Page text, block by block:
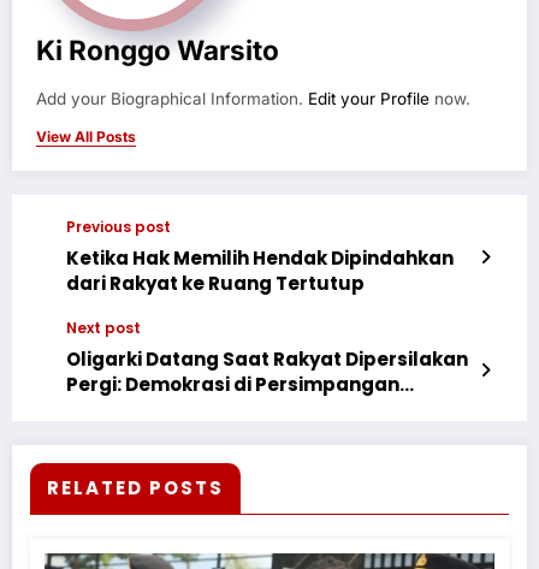
Ki Ronggo Warsito
Add your Biographical Information. Edit your Profile now.
View All Posts
Previous post
Ketika Hak Memilih Hendak Dipindahkan
dari Rakyat ke Ruang Tertutup
Next post
Oligarki Datang Saat Rakyat Dipersilakan
Pergi: Demokrasi di Persimpangan
RELATED POSTS